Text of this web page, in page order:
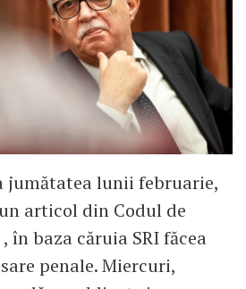
jumătatea lunii februarie,
articol din Codul de
în baza căruia SRI făcea
penale. Miercuri,